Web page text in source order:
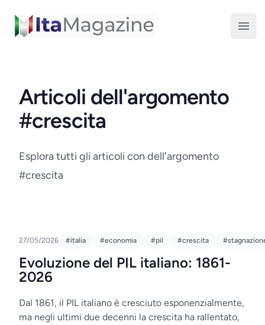
ItaMagazine
Articoli dell'argomento
#crescita
Esplora tutti gli articoli con dell'argomento
#crescita
27/05/2026 #italia #economia #pil #crescita
Evoluzione del PIL italiano: 1861-
2026
Dal 1861, il PIL italiano è cresciuto esponenzialmente,
ma negli ultimi due decenni la crescita ha rallentato,